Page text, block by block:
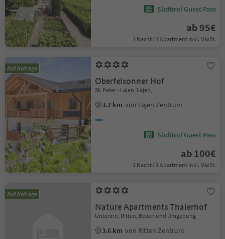
Südtirol Guest Pass
ab 95€
1 Nacht / 1 Apartment Inkl. MwSt.
Auf Anfrage
Oberfelsonner Hof
St. Peter - Lajen, Lajen,
3.2 km von Lajen Zentrum
Südtirol Guest Pass
ab 100€
1 Nacht / 1 Apartment Inkl. MwSt.
Auf Anfrage
Nature Apartments Thalerhof
Unterinn, Ritten, Bozen und Umgebung
3.6 km von Ritten Zentrum